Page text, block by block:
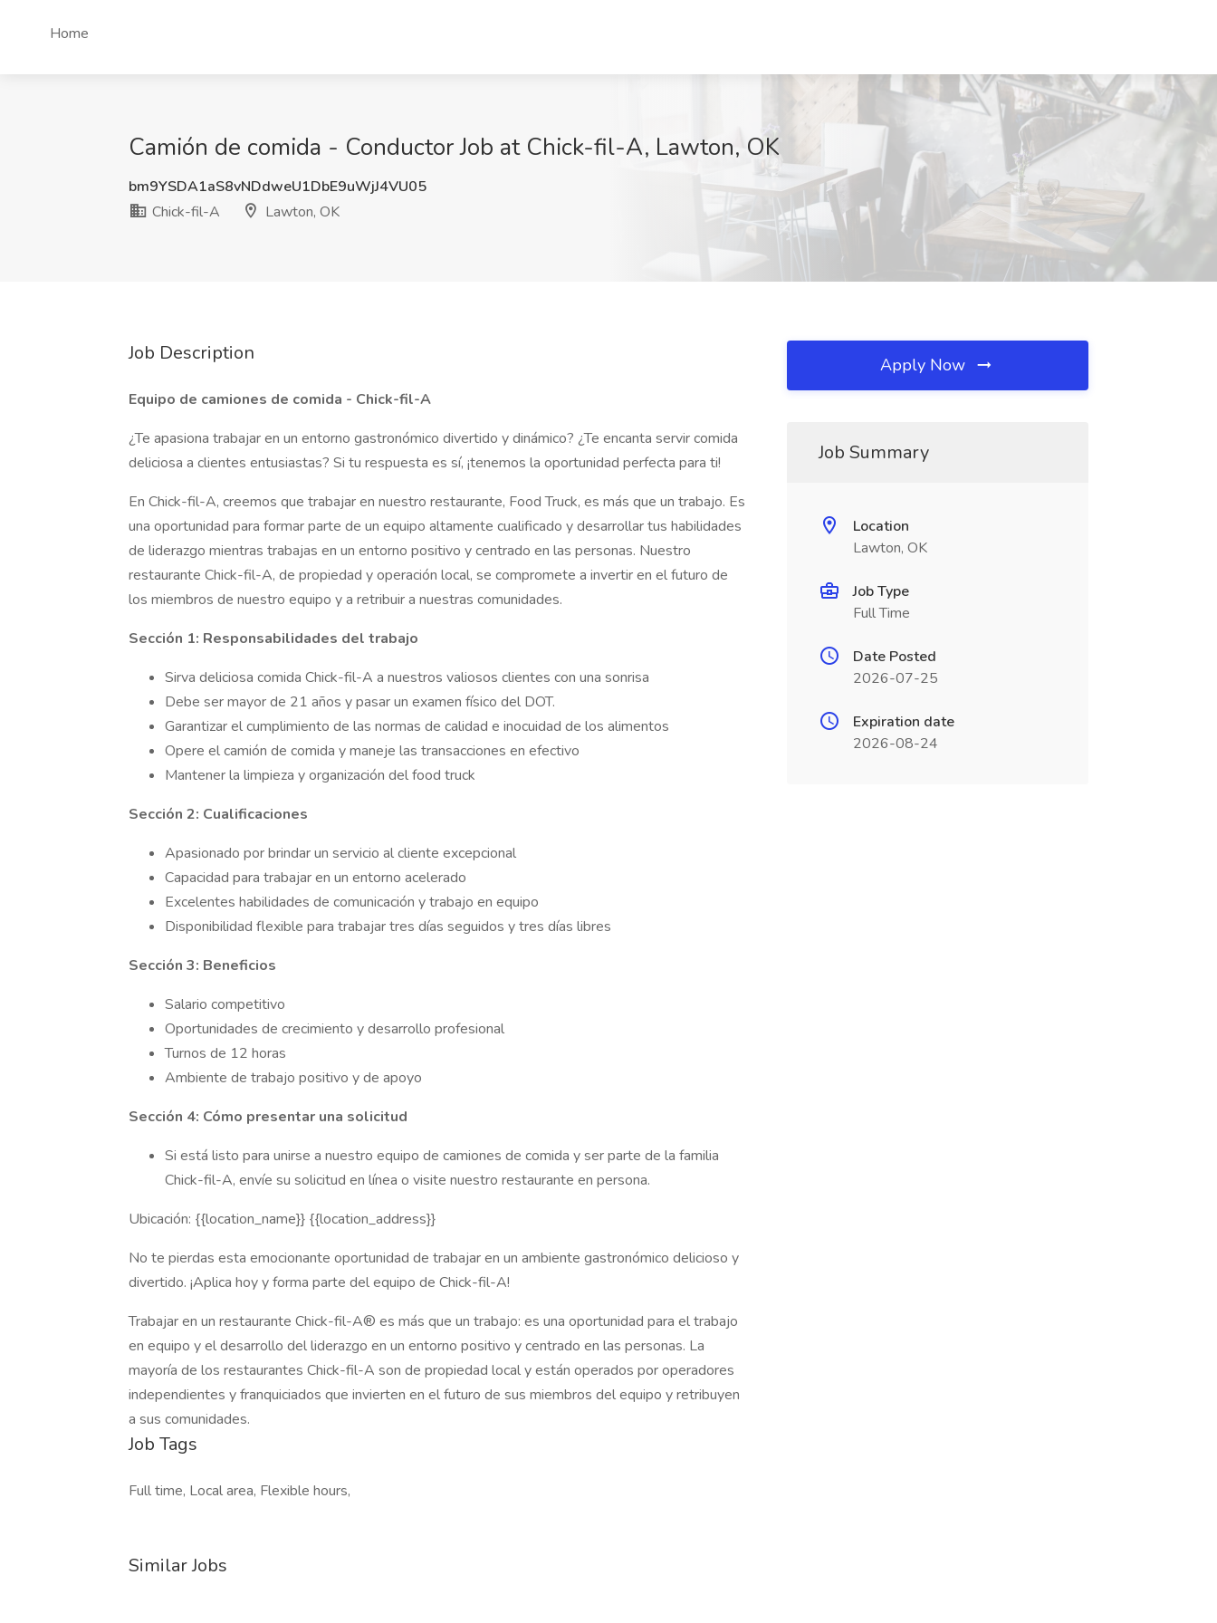
Home
Camión de comida - Conductor Job at Chick-fil-A, Lawton, OK
bm9YSDA1aS8vNDdweU1DbE9uWjJ4VU05
Chick-fil-A
Lawton, OK
Job Description
Equipo de camiones de comida - Chick-fil-A
¿Te apasiona trabajar en un entorno gastronómico divertido y dinámico? ¿Te encanta servir comida
deliciosa a clientes entusiastas? Si tu respuesta es sí, ¡tenemos la oportunidad perfecta para ti!
En Chick-fil-A, creemos que trabajar en nuestro restaurante, Food Truck, es más que un trabajo. Es
una oportunidad para formar parte de un equipo altamente cualificado y desarrollar tus habilidades
de liderazgo mientras trabajas en un entorno positivo y centrado en las personas. Nuestro
restaurante Chick-fil-A, de propiedad y operación local, se compromete a invertir en el futuro de
los miembros de nuestro equipo y a retribuir a nuestras comunidades.
Sección 1: Responsabilidades del trabajo
Sirva deliciosa comida Chick-fil-A a nuestros valiosos clientes con una sonrisa
Debe ser mayor de 21 años y pasar un examen físico del DOT.
Garantizar el cumplimiento de las normas de calidad e inocuidad de los alimentos
Opere el camión de comida y maneje las transacciones en efectivo
Mantener la limpieza y organización del food truck
Sección 2: Cualificaciones
Apasionado por brindar un servicio al cliente excepcional
Capacidad para trabajar en un entorno acelerado
Excelentes habilidades de comunicación y trabajo en equipo
Disponibilidad flexible para trabajar tres días seguidos y tres días libres
Sección 3: Beneficios
Salario competitivo
Oportunidades de crecimiento y desarrollo profesional
Turnos de 12 horas
Ambiente de trabajo positivo y de apoyo
Sección 4: Cómo presentar una solicitud
Si está listo para unirse a nuestro equipo de camiones de comida y ser parte de la familia
Chick-fil-A, envíe su solicitud en línea o visite nuestro restaurante en persona.
Ubicación: {{location_name}} {{location_address}}
No te pierdas esta emocionante oportunidad de trabajar en un ambiente gastronómico delicioso y
divertido. ¡Aplica hoy y forma parte del equipo de Chick-fil-A!
Trabajar en un restaurante Chick-fil-A® es más que un trabajo: es una oportunidad para el trabajo
en equipo y el desarrollo del liderazgo en un entorno positivo y centrado en las personas. La
mayoría de los restaurantes Chick-fil-A son de propiedad local y están operados por operadores
independientes y franquiciados que invierten en el futuro de sus miembros del equipo y retribuyen
a sus comunidades.
Job Tags
Full time, Local area, Flexible hours,
Similar Jobs
Apply Now
Job Summary
Location
Lawton, OK
Job Type
Full Time
Date Posted
2026-07-25
Expiration date
2026-08-24